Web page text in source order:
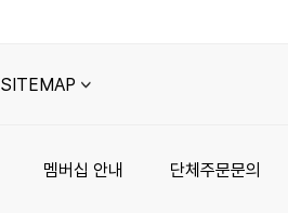
SITEMAP
멤버십 안내 단체주문문의